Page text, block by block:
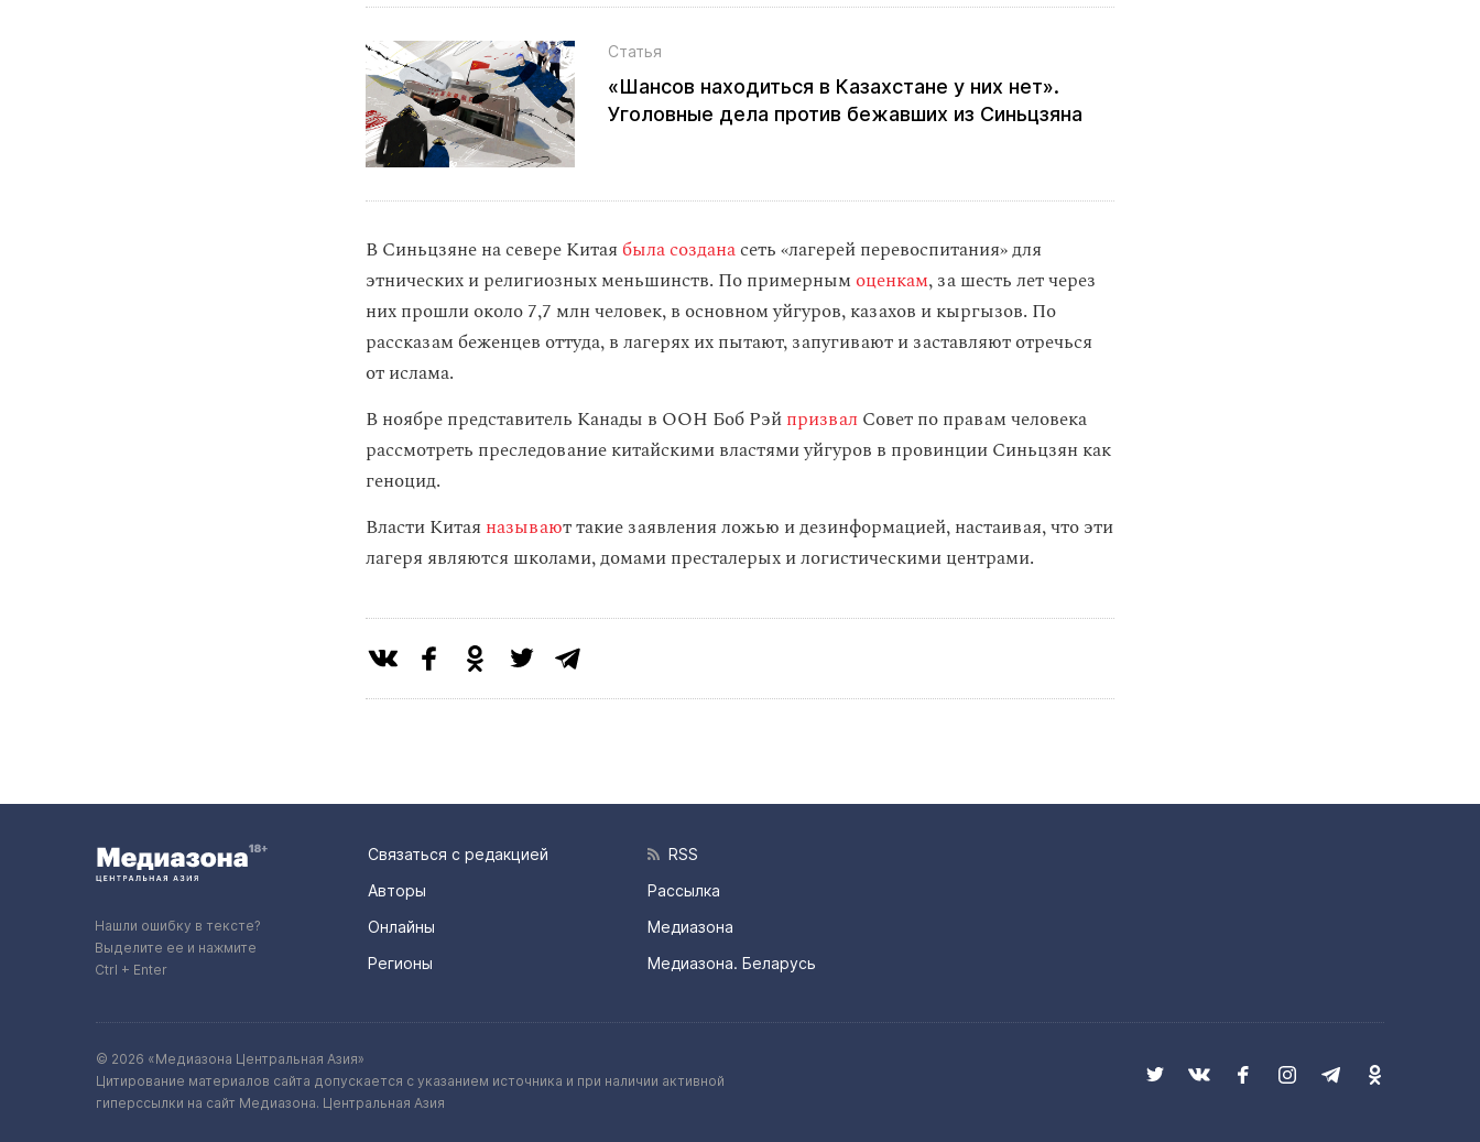
Статья
«Шансов находиться в Казахстане у них нет».
Уголовные дела против бежавших из Синьцзяна
В Синьцзяне на севере Китаябыла созданасеть «лагерей перевоспитания» для
этнических и религиозных меньшинств. По примерным оценкам, за шесть лет через
них прошли около 7,7 млн человек, в основном уйгуров, казахов и кыргызов. По
рассказам беженцев оттуда, в лагерях их пытают, запугивают и заставляют отречься
от ислама.
В ноябре представитель Канады в ООН Боб Рэйпризвал Совет по правам человека
рассмотреть преследование китайскими властями уйгуров в провинции Синьцзян как
геноцид.
Власти Китая называют такие заявления ложью и дезинформацией, настаивая, что эти
лагеря являются школами, домами престалерых и логистическими центрами.
Нашли ошибку в тексте?
Выделите ее и нажмите
Ctrl + Enter
Связаться с редакцией
Авторы
Онлайны
Регионы
RSS
Рассылка
Медиазона
Медиазона. Беларусь
© 2026 «Медиазона Центральная Азия»
Цитирование материалов сайта допускается с указанием источника и при наличии активной
гиперссылки на сайт Медиазона. Центральная Азия